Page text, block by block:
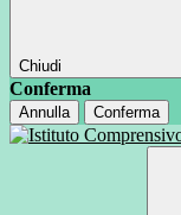
Chiudi
Conferma
Annulla Conferma